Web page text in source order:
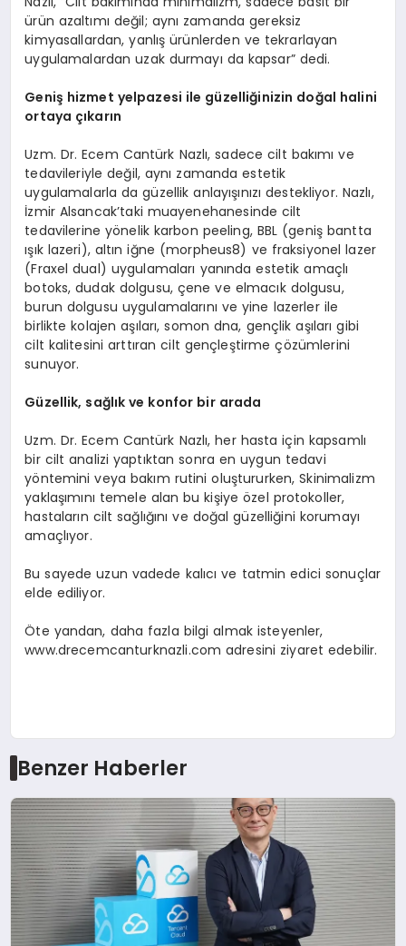
ürün azaltımı değil; aynı zamanda gereksiz
kimyasallardan, yanlış ürünlerden ve tekrarlayan
uygulamalardan uzak durmayı da kapsar” dedi.
Geniş hizmet yelpazesi ile güzelliğinizin doğal halini
ortaya çıkarın
Uzm. Dr. Ecem Cantürk Nazlı, sadece cilt bakımı ve
tedavileriyle değil, aynı zamanda estetik
uygulamalarla da güzellik anlayışınızı destekliyor. Nazlı,
İzmir Alsancak’taki muayenehanesinde cilt
tedavilerine yönelik karbon peeling, BBL (geniş bantta
ışık lazeri), altın iğne (morpheus8) ve fraksiyonel lazer
(Fraxel dual) uygulamaları yanında estetik amaçlı
botoks, dudak dolgusu, çene ve elmacık dolgusu,
burun dolgusu uygulamalarını ve yine lazerler ile
birlikte kolajen aşıları, somon dna, gençlik aşıları gibi
cilt kalitesini arttıran cilt gençleştirme çözümlerini
sunuyor.
Güzellik, sağlık ve konfor bir arada
Uzm. Dr. Ecem Cantürk Nazlı, her hasta için kapsamlı
bir cilt analizi yaptıktan sonra en uygun tedavi
yöntemini veya bakım rutini oluştururken, Skinimalizm
yaklaşımını temele alan bu kişiye özel protokoller,
hastaların cilt sağlığını ve doğal güzelliğini korumayı
amaçlıyor.
Bu sayede uzun vadede kalıcı ve tatmin edici sonuçlar
elde ediliyor.
Öte yandan, daha fazla bilgi almak isteyenler,
www.drecemcanturknazli.com adresini ziyaret edebilir.
Benzer Haberler